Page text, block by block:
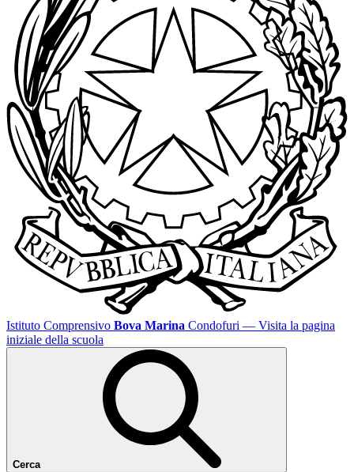
Istituto Comprensivo Bova Marina Condofuri — Visita la pagina
iniziale della scuola
Cerca